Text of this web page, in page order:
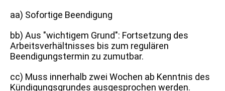
aa) Sofortige Beendigung
bb) Aus "wichtigem Grund": Fortsetzung des
Arbeitsverhältnisses bis zum regulären
Beendigungstermin zu zumutbar.
cc) Muss innerhalb zwei Wochen ab Kenntnis des
Kündigungsgrundes ausgesprochen werden.